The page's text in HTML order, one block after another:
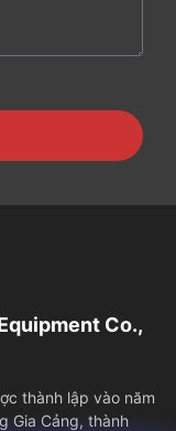
Co.,
thành lập vào năm
Gia Cảng, thành